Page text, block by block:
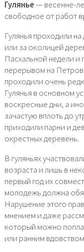
Гулянье— весенне-
свободное от работ
Гулянья проходили
или за околицей
Пасхальной недели
перерывом на
проходили очень
Гулянья в основном
воскресные дни, а
зачастую вплоть до
приходили парни и
окрестных деревень.
В гуляньях
возраста и лишь в
первый год их
молодежь должна
Нарушение этого
мнением и даже
который можно
или ранним